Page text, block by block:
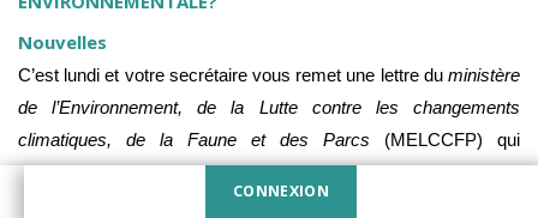
CONNEXION
Nouvelles
C’est lundi et votre secrétaire vous remet une lettre du ministère
de l’Environnement, de la Lutte contre les changements
climatiques, de la Faune et des Parcs (MELCCFP) qui